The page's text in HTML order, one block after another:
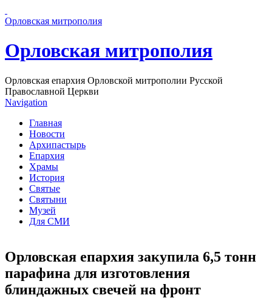
Орловская митрополия
Орловская митрополия
Орловская епархия Орловской митрополии Русской
Православной Церкви
Navigation
Главная
Новости
Архипастырь
Епархия
Храмы
История
Святые
Святыни
Музей
Для СМИ
Орловская епархия закупила 6,5 тонн
парафина для изготовления
блиндажных свечей на фронт